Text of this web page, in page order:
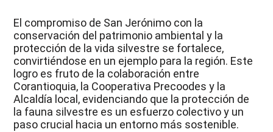
El compromiso de San Jerónimo con la
conservación del patrimonio ambiental y la
protección de la vida silvestre se fortalece,
convirtiéndose en un ejemplo para la región. Este
logro es fruto de la colaboración entre
Corantioquia, la Cooperativa Precoodes y la
Alcaldía local, evidenciando que la protección de
la fauna silvestre es un esfuerzo colectivo y un
paso crucial hacia un entorno más sostenible.